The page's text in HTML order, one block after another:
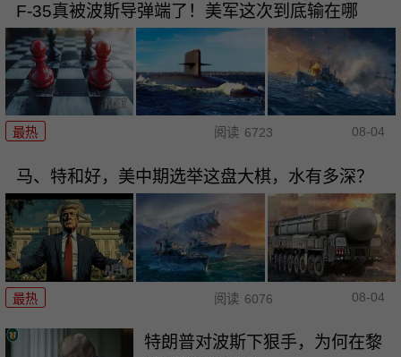
F-35真被波斯导弹端了！美军这次到底输在哪
最热 阅读 6723 08-04
马、特和好，美中期选举这盘大棋，水有多深？
最热 阅读 6076 08-04
特朗普对波斯下狠手，为何在黎